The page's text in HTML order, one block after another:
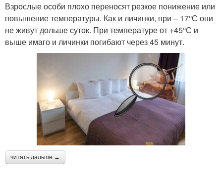
Взрослые особи плохо переносят резкое понижение или
повышение температуры. Как и личинки, при – 17°С они
не живут дольше суток. При температуре от +45°С и
выше имаго и личинки погибают через 45 минут.
читать дальше →